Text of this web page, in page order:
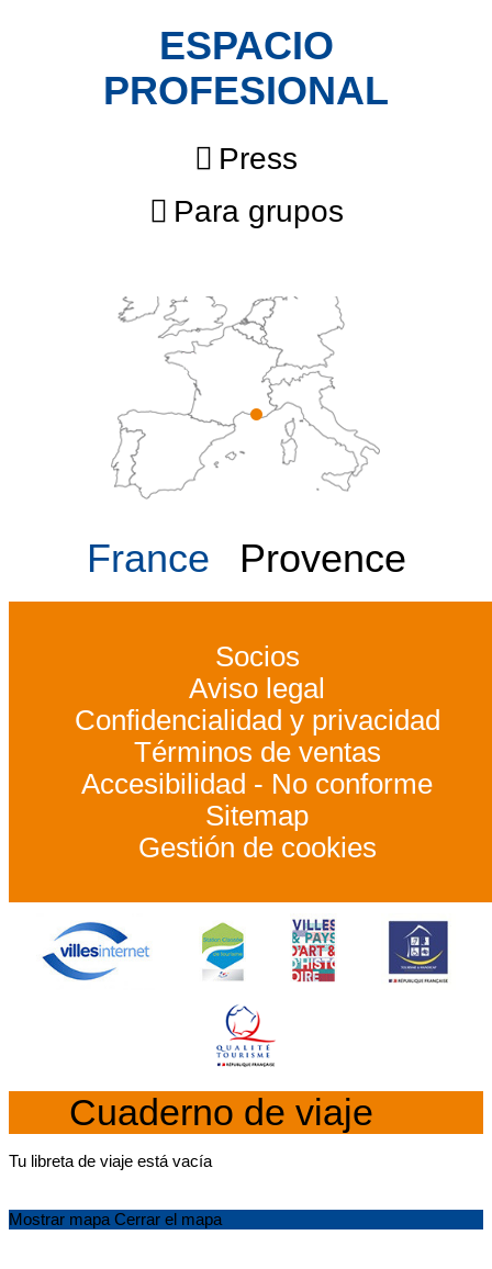
ESPACIO
PROFESIONAL
Press
Para grupos
France Provence
Socios
Aviso legal
Confidencialidad y privacidad
Términos de ventas
Accesibilidad - No conforme
Sitemap
Gestión de cookies
Cuaderno de viaje
Tu libreta de viaje está vacía
Mostrar mapa Cerrar el mapa